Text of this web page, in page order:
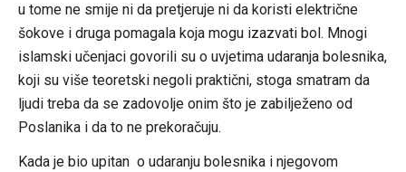
u tome ne smije ni da pretjeruje ni da koristi električne
šokove i druga pomagala koja mogu izazvati bol. Mnogi
islamski učenjaci govorili su o uvjetima udaranja bolesnika,
koji su više teoretski negoli praktični, stoga smatram da
ljudi treba da se zadovolje onim što je zabilježeno od
Poslanika i da to ne prekoračuju.
Kada je bio upitan o udaranju bolesnika i njegovom